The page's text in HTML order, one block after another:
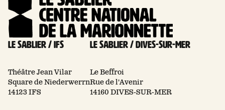
Le Sablier / Ifs
Théâtre Jean Vilar
Square de Niederwerrn
14123 IFS
Le Sablier / Dives-sur-mer
Le Beffroi
Rue de l'Avenir
14160 DIVES-SUR-MER